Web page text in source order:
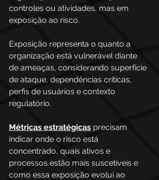
controles ou atividades, mas em
exposição ao risco.
Exposição representa o quanto a
organização está vulnerável diante
de ameaças, considerando superfície
de ataque, dependências críticas,
perfis de usuários e contexto
regulatório.
Métricas estratégicas precisam
indicar onde o risco está
concentrado, quais ativos e
processos estão mais suscetíveis e
como essa exposição evolui ao